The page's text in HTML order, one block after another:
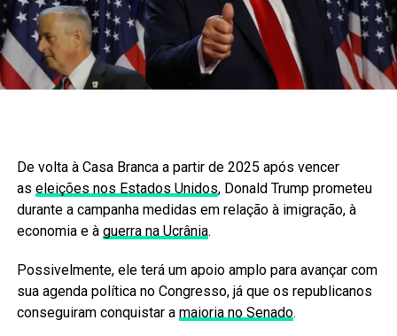
De volta à Casa Branca a partir de 2025 após vencer
as eleições nos Estados Unidos, Donald Trump prometeu
durante a campanha medidas em relação à imigração, à
economia e à guerra na Ucrânia.
Possivelmente, ele terá um apoio amplo para avançar com
sua agenda política no Congresso, já que os republicanos
conseguiram conquistar a maioria no Senado.